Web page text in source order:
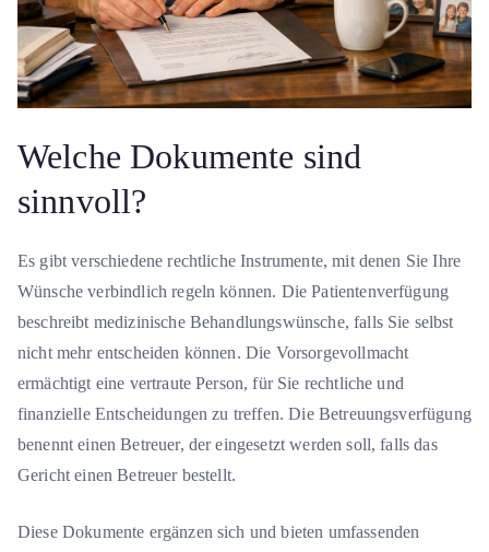
Welche Dokumente sind
sinnvoll?
Es gibt verschiedene rechtliche Instrumente, mit denen Sie Ihre
Wünsche verbindlich regeln können. Die Patientenverfügung
beschreibt medizinische Behandlungswünsche, falls Sie selbst
nicht mehr entscheiden können. Die Vorsorgevollmacht
ermächtigt eine vertraute Person, für Sie rechtliche und
finanzielle Entscheidungen zu treffen. Die Betreuungsverfügung
benennt einen Betreuer, der eingesetzt werden soll, falls das
Gericht einen Betreuer bestellt.
Diese Dokumente ergänzen sich und bieten umfassenden